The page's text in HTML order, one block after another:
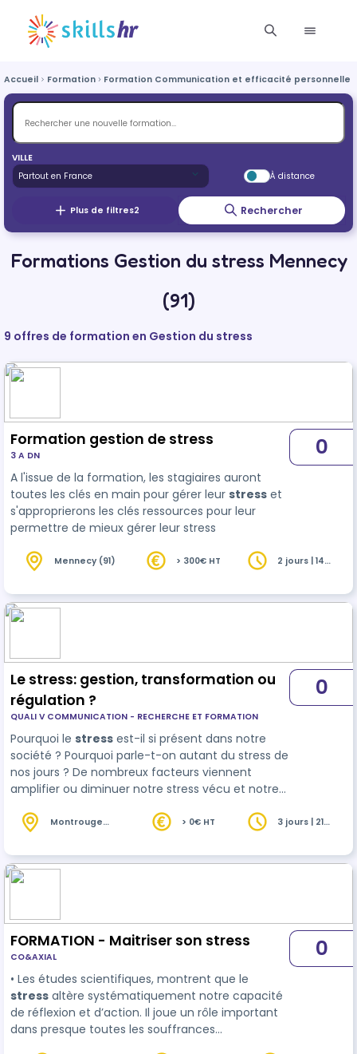
Accueil Formation Formation Communication et efficacité personnelle
VILLE
À distance
Plus de filtres2 Rechercher
Formations Gestion du stress Mennecy
(91)
9 offres de formation en Gestion du stress
Formation gestion de stress
3 A DN
A l'issue de la formation, les stagiaires auront
toutes les clés en main pour gérer leur stress et
s'approprierons les clés ressources pour leur
permettre de mieux gérer leur stress
0
Mennecy (91) > 300€ HT
2 jours | 14
Le stress: gestion, transformation ou
régulation ?
QUALI V COMMUNICATION - RECHERCHE ET FORMATION
Pourquoi le stress est-il si présent dans notre
société ? Pourquoi parle-t-on autant du stress de
nos jours ? De nombreux facteurs viennent
amplifier ou diminuer notre stress vécu et notre
sommes soumis et les marge…
0
Montrouge
> 0€ HT
3 jours | 21
FORMATION - Maitriser son stress
CO&AXIAL
• Les études scientifiques, montrent que le
stress altère systématiquement notre capacité
de réflexion et d’action. Il joue un rôle important
dans presque toutes les souffrances
0